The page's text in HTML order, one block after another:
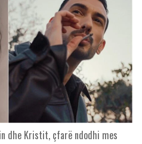
dhe Kristit, çfarë ndodhi mes